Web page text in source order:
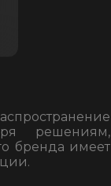
решениям,
бренда имеет